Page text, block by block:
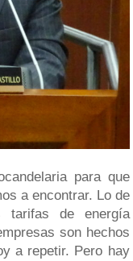
para que
a encontrar. Lo de
tarifas de energía
son hechos
a repetir. Pero hay